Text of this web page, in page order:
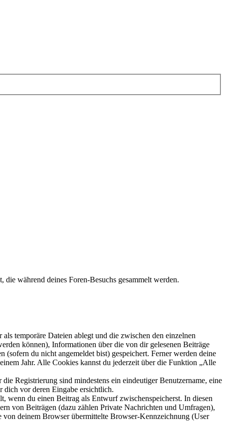
während deines Foren-Besuchs gesammelt werden.
temporäre Dateien ablegt und die zwischen den einzelnen
können), Informationen über die von dir gelesenen Beiträge
du nicht angemeldet bist) gespeichert. Ferner werden deine
Jahr. Alle Cookies kannst du jederzeit über die Funktion „Alle
Registrierung sind mindestens ein eindeutiger Benutzername, eine
dich vor deren Eingabe ersichtlich.
wenn du einen Beitrag als Entwurf zwischenspeicherst. In diesen
von Beiträgen (dazu zählen Private Nachrichten und Umfragen),
deinem Browser übermittelte Browser-Kennzeichnung (User